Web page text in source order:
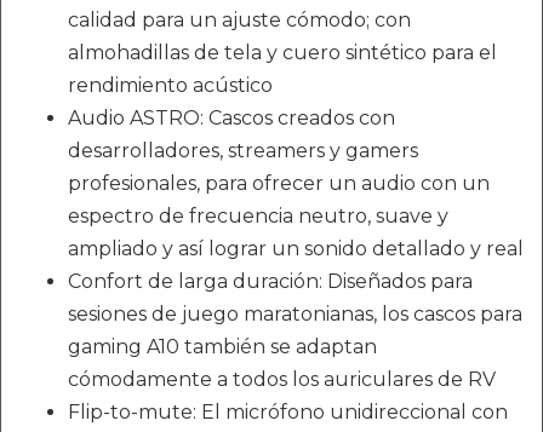
calidad para un ajuste cómodo; con
almohadillas de tela y cuero sintético para el
rendimiento acústico
Audio ASTRO: Cascos creados con
desarrolladores, streamers y gamers
profesionales, para ofrecer un audio con un
espectro de frecuencia neutro, suave y
ampliado y así lograr un sonido detallado y real
Confort de larga duración: Diseñados para
sesiones de juego maratonianas, los cascos para
gaming A10 también se adaptan
cómodamente a todos los auriculares de RV
Flip-to-mute: El micrófono unidireccional con